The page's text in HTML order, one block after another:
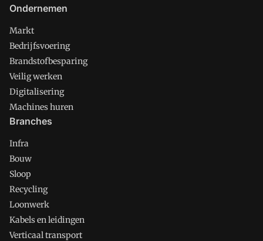
Ondernemen
Markt
Bedrijfsvoering
Brandstofbesparing
Veilig werken
Digitalisering
Machines huren
Branches
Infra
Bouw
Sloop
Recycling
Loonwerk
Kabels en leidingen
Verticaal transport